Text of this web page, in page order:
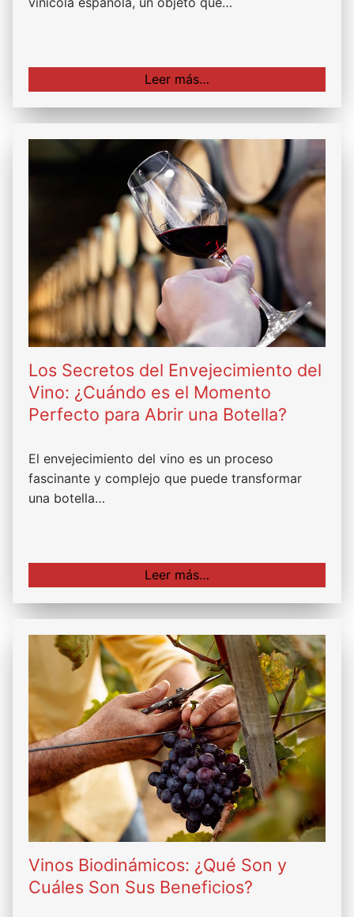
Leer más…
Los Secretos del Envejecimiento del
Vino: ¿Cuándo es el Momento
Perfecto para Abrir una Botella?
El envejecimiento del vino es un proceso
fascinante y complejo que puede transformar
una botella…
Leer más…
Vinos Biodinámicos: ¿Qué Son y
Cuáles Son Sus Beneficios?